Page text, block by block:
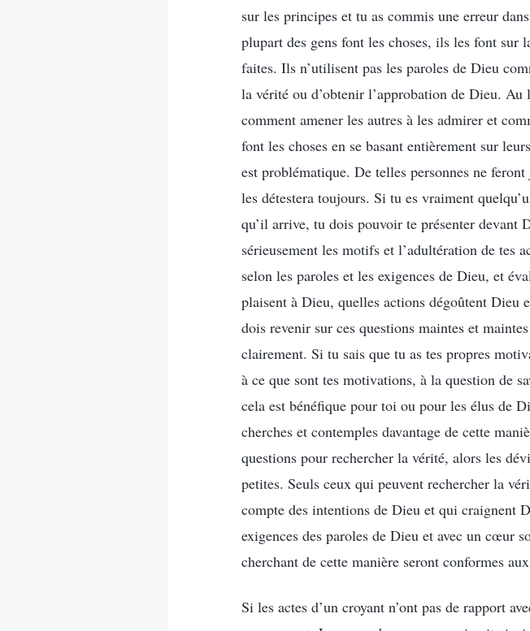
sur les principes et tu as commis une erreur
plupart des gens font les choses, ils les font sur
faites. Ils n’utilisent pas les paroles de Dieu
la vérité ou d’obtenir l’approbation de Dieu.
comment amener les autres à les admirer et
font les choses en se basant entièrement sur
est problématique. De telles personnes ne
les détestera toujours. Si tu es vraiment
qu’il arrive, tu dois pouvoir te présenter devant
sérieusement les motifs et l’adultération de tes
selon les paroles et les exigences de Dieu, et
plaisent à Dieu, quelles actions dégoûtent Dieu
dois revenir sur ces questions maintes et
clairement. Si tu sais que tu as tes propres
à ce que sont tes motivations, à la question de
cela est bénéfique pour toi ou pour les élus de
cherches et contemples davantage de cette
questions pour rechercher la vérité, alors les
petites. Seuls ceux qui peuvent rechercher la
compte des intentions de Dieu et qui craignent
exigences des paroles de Dieu et avec un cœur
cherchant de cette manière seront conformes
Si les actes d’un croyant n’ont pas de rapport